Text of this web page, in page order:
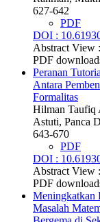
627-642
PDF
DOI :
Abstract View
PDF
Peranan
Antara
Formalitas
Hilman Taufiq
Astuti, Panca
643-670
PDF
DOI :
Abstract View
PDF
Meningkatkan
Masalah